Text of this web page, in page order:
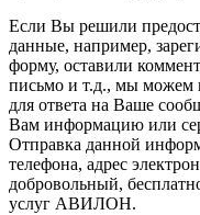
Если Вы решили
данные, например,
форму, оставили
письмо и т.д., мы можем
для ответа на Ваше
Вам информацию или
Отправка данной
телефона, адрес
добровольный,
услуг АВИЛОН.